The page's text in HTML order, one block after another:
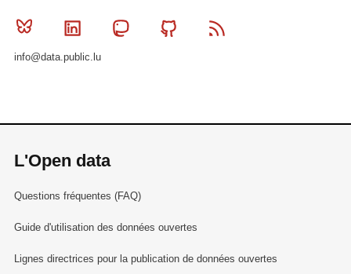
Bluesky Linkedin MastodonGithub
info@data.public.lu
L'Open data
Questions fréquentes (FAQ)
Guide d'utilisation des données ouvertes
Lignes directrices pour la publication de données ouvertes